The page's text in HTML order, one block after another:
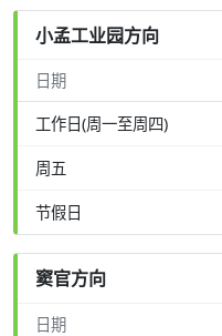
小孟工业园方向
日期
工作日(周一至周四)
周五
节假日
窦官方向
日期